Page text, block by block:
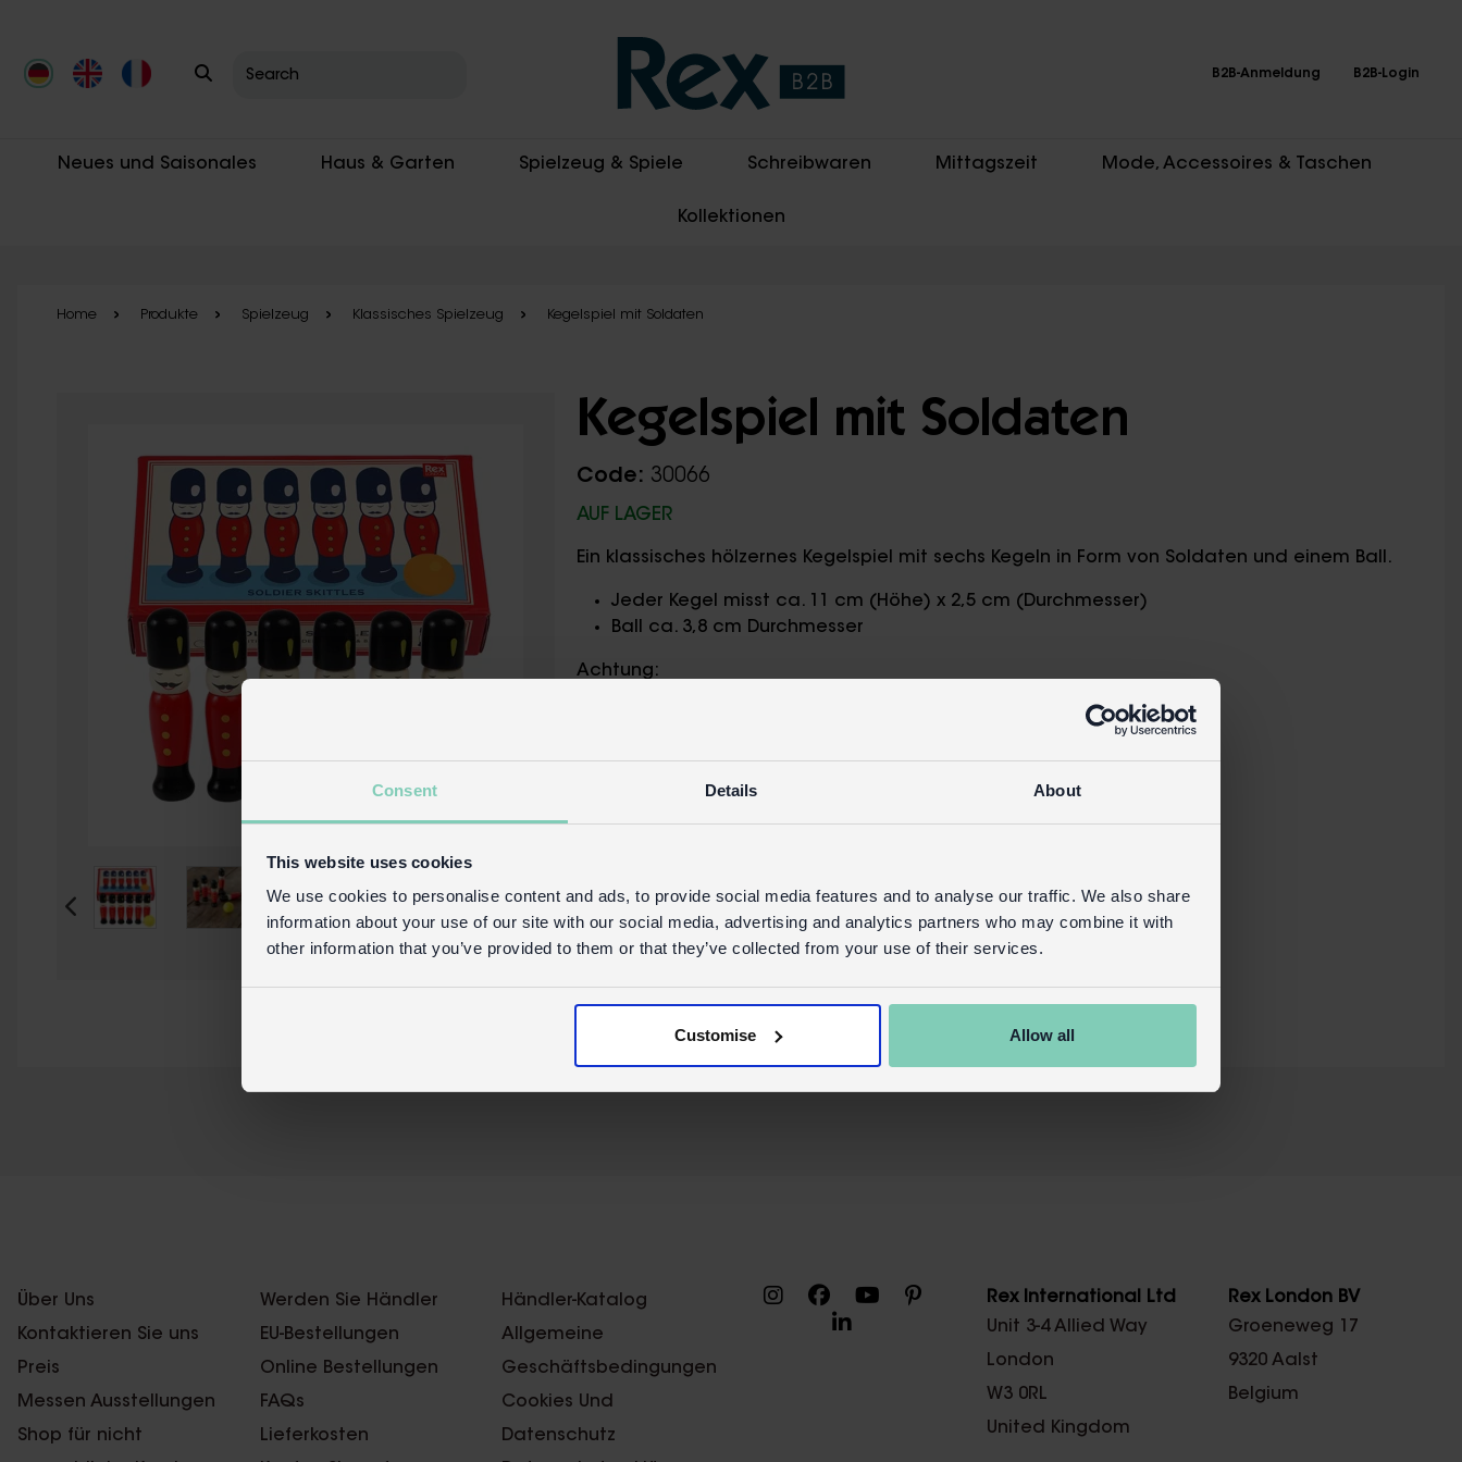
Consent Details About
This website uses cookies
We use cookies to personalise content and ads, to provide social media features and to analyse our traffic. We also share
information about your use of our site with our social media, advertising and analytics partners who may combine it with
other information that you’ve provided to them or that they’ve collected from your use of their services.
Customise Allow all
B2B-Anmeldung B2B-Login
Neues und Saisonales Haus & Garten Spielzeug & Spiele Schreibwaren Mittagszeit Mode, Accessoires & Taschen
Kollektionen
Home Produkte Spielzeug Klassisches Spielzeug Kegelspiel mit Soldaten
Kegelspiel mit Soldaten
Code: 30066
AUF LAGER
Ein klassisches hölzernes Kegelspiel mit sechs Kegeln in Form von Soldaten und einem Ball.
Jeder Kegel misst ca. 11 cm (Höhe) x 2,5 cm (Durchmesser)
Ball ca. 3,8 cm Durchmesser
Achtung:
Sicherheit und Pflege
Produktinformationen
Über Uns
Kontaktieren Sie uns
Preis
Messen Ausstellungen
Shop für nicht
Werden Sie Händler
EU-Bestellungen
Online Bestellungen
FAQs
Lieferkosten
Händler-Katalog
Allgemeine
Geschäftsbedingungen
Cookies Und
Datenschutz
Rex International Ltd
Unit 3-4 Allied Way
London
W3 0RL
United Kingdom
Rex London BV
Groeneweg 17
9320 Aalst
Belgium